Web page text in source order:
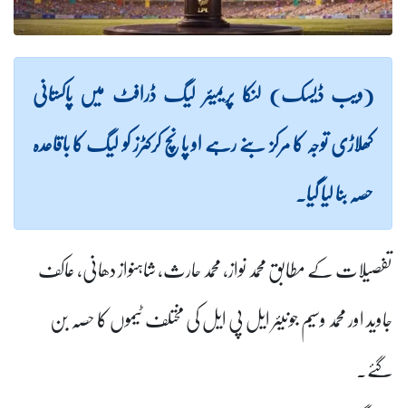
(ویب ڈیسک) لنکا پریمیئر لیگ ڈرافٹ میں پاکستانی
کھلاڑی توجہ کا مرکز بنے رہے او پانچ کرکٹرز کو لیگ کا باقاعدہ
حصہ بنا لیا گیا۔
تفصیلات کے مطابق محمد نواز، محمد حارث، شاہنواز دھانی، عاکف
جاوید اور محمد وسیم جونیئر ایل پی ایل کی مختلف ٹیموں کا حصہ بن
گئے۔